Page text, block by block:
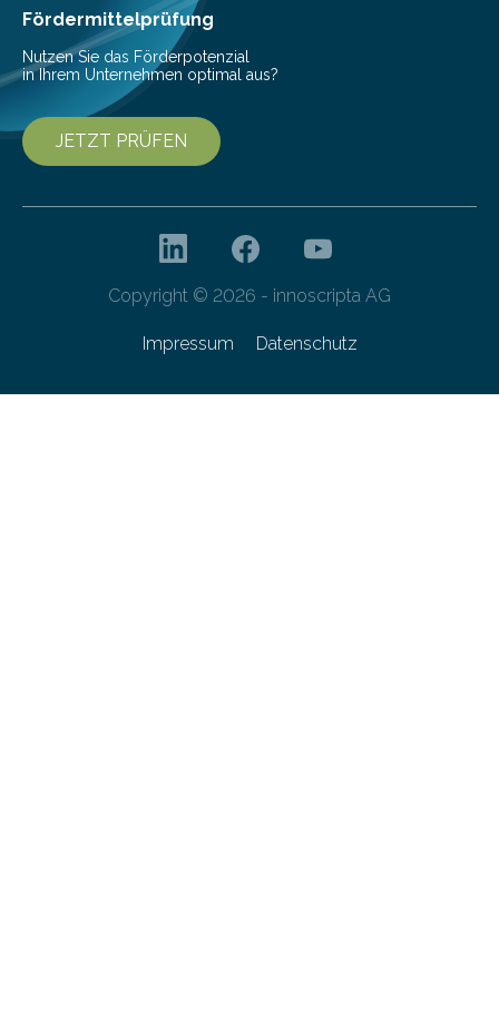
Franziska Diebel, Pauline Hoffmann und Yusuf Toprak
entwickelt. Mit nur…
Fördermittelprüfung
Nutzen Sie das Förderpotenzial
in Ihrem Unternehmen optimal aus?
JETZT PRÜFEN
Copyright © 2026 - innoscripta AG
Impressum Datenschutz